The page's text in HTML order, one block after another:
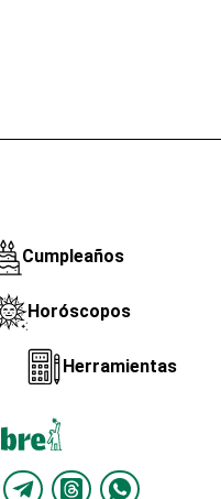
Cumpleaños
Horóscopos
Herramientas